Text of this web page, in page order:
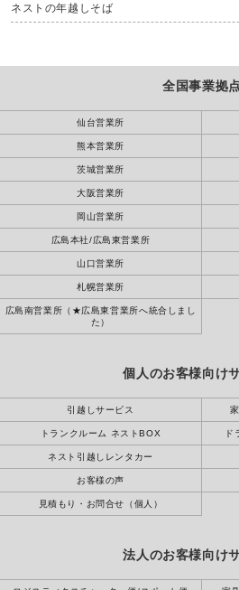
ネストの年越しそば
全国事業拠
仙台営業所
熊本営業所
茨城営業所
大阪営業所
岡山営業所
広島本社/広島東営業所
山口営業所
札幌営業所
広島南営業所（★広島東営業所へ統合しまし
た）
個人のお客様向け
引越しサービス
トランクルーム ネストBOX ド
ネスト引越しレンタカー
お客様の声
見積もり・お問合せ（個人）
法人のお客様向け